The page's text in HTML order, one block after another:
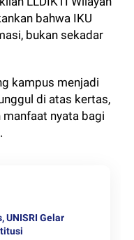
bahwa IKU
bukan sekadar
kampus menjadi
di atas kertas,
nyata bagi
UNISRI Gelar